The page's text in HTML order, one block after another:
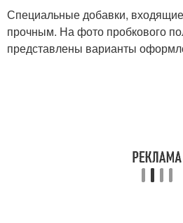
Специальные добавки,
прочным. На фото пробкового
представлены варианты